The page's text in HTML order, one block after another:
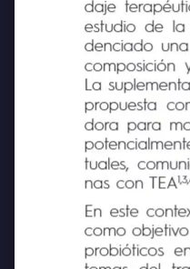
daje
estudio de la
denciado una
composición
La
propuesta
dora para
tuales,
En este
como
probióticos